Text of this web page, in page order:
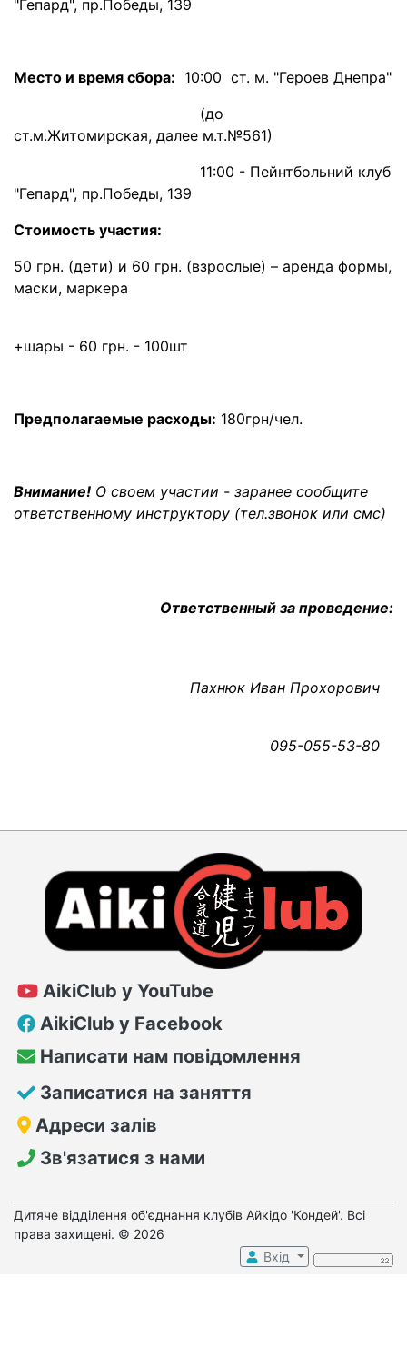
"Гепард", пр.Победы, 139
Место и время сбора: 10:00 ст. м. "Героев Днепра"
(до
ст.м.Житомирская, далее м.т.№561)
11:00 - Пейнтбольний клуб
"Гепард", пр.Победы, 139
Стоимость участия:
50 грн. (дети) и 60 грн. (взрослые) – аренда формы,
маски, маркера
+шары - 60 грн. - 100шт
Предполагаемые расходы: 180грн/чел.
Внимание! О своем участии - заранее сообщите
ответственному инструктору (тел.звонок или смс)
Ответственный за проведение:
Пахнюк Иван Прохорович
095-055-53-80
AikiClub у YouTube
AikiClub у Facebook
Написати нам повідомлення
Записатися на заняття
Адреси залів
Зв'язатися з нами
Дитяче відділення об'єднання клубів Айкідо 'Кондей'. Всі
права захищені. © 2026
Вхід